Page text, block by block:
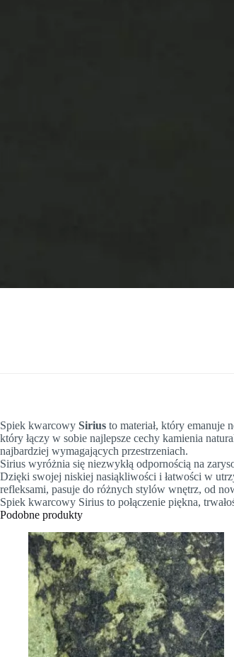
Spiek kwarcowy Sirius to materiał, który emanuje
który łączy w sobie najlepsze cechy kamienia
najbardziej wymagających przestrzeniach.
Sirius wyróżnia się niezwykłą odpornością na
Dzięki swojej niskiej nasiąkliwości i łatwości w
refleksami, pasuje do różnych stylów wnętrz, od
Spiek kwarcowy Sirius to połączenie piękna,
Podobne produkty